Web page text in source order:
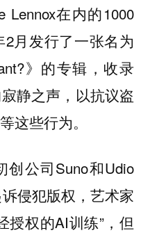
Lennox在内的1000
月发行了一张名为
》的专辑，收录
静之声，以抗议盗
这些行为。
公司Suno和Udio
侵犯版权，艺术家
授权的AI训练”，但